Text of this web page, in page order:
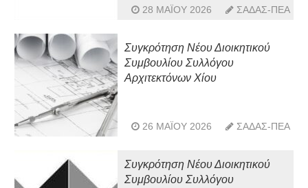
28 ΜΑΪ́ΟΥ 2026 ΣΑΔΑΣ-ΠΕΑ
Συγκρότηση Νέου Διοικητικού
Συμβουλίου Συλλόγου
Αρχιτεκτόνων Χίου
26 ΜΑΪ́ΟΥ 2026 ΣΑΔΑΣ-ΠΕΑ
Συγκρότηση Νέου Διοικητικού
Συμβουλίου Συλλόγου